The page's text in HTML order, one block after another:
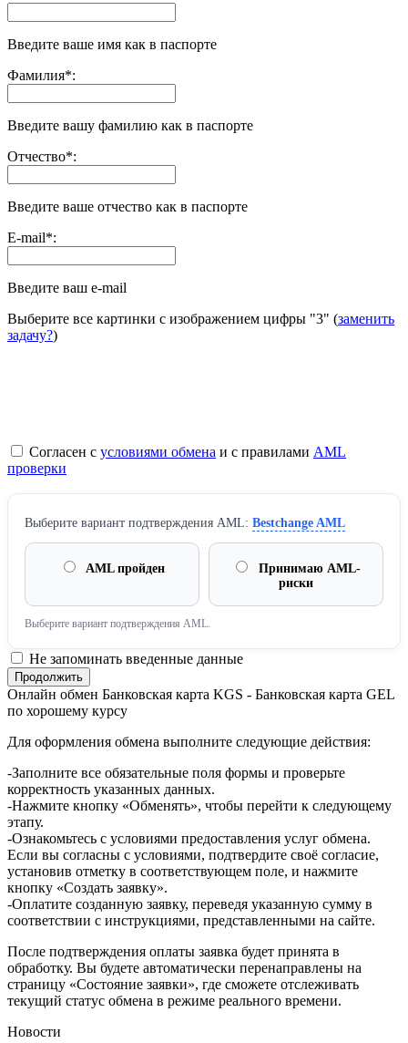
Введите ваше имя как в паспорте
Фамилия*:
Введите вашу фамилию как в паспорте
Отчество*:
Введите ваше отчество как в паспорте
E-mail*:
Введите ваш e-mail
Выберите все картинки с изображением цифры "3" (заменить
задачу?)
Согласен с условиями обмена и с правилами AML
проверки
Выберите вариант подтверждения AML: Bestchange AML
AML пройден
Принимаю AML-
риски
Выберите вариант подтверждения AML.
Не запоминать введенные данные
Онлайн обмен Банковская карта KGS - Банковская карта GEL
по хорошему курсу
Для оформления обмена выполните следующие действия:
-Заполните все обязательные поля формы и проверьте
корректность указанных данных.
-Нажмите кнопку «Обменять», чтобы перейти к следующему
этапу.
-Ознакомьтесь с условиями предоставления услуг обмена.
Если вы согласны с условиями, подтвердите своё согласие,
установив отметку в соответствующем поле, и нажмите
кнопку «Создать заявку».
-Оплатите созданную заявку, переведя указанную сумму в
соответствии с инструкциями, представленными на сайте.
После подтверждения оплаты заявка будет принята в
обработку. Вы будете автоматически перенаправлены на
страницу «Состояние заявки», где сможете отслеживать
текущий статус обмена в режиме реального времени.
Новости